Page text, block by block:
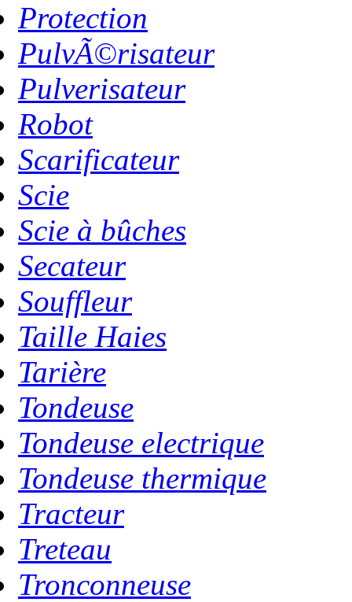
Protection
PulvÃ©risateur
Pulverisateur
Robot
Scarificateur
Scie
Scie à bûches
Secateur
Souffleur
Taille Haies
Tarière
Tondeuse
Tondeuse electrique
Tondeuse thermique
Tracteur
Treteau
Tronconneuse